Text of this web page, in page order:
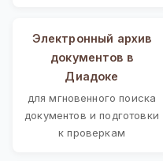
Электронный архив
документов в
Диадоке
для мгновенного поиска
документов и подготовки
к проверкам